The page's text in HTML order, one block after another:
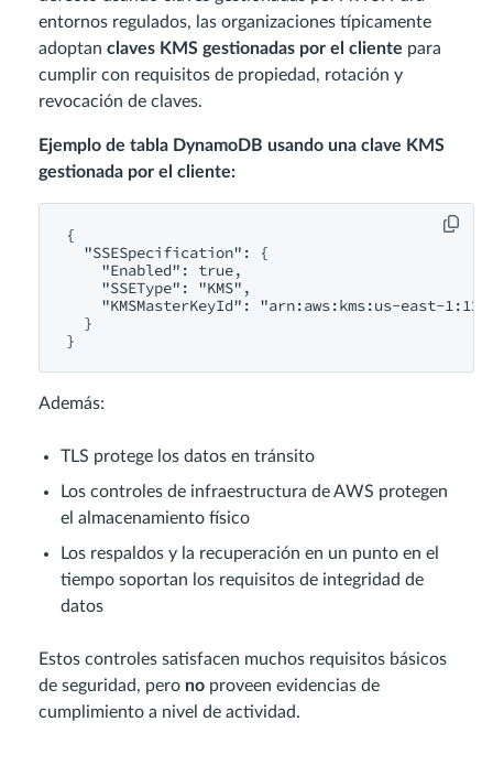
entornos regulados, las organizaciones típicamente
adoptan claves KMS gestionadas por el cliente para
cumplir con requisitos de propiedad, rotación y
revocación de claves.
Ejemplo de tabla DynamoDB usando una clave KMS
gestionada por el cliente:
{
  "SSESpecification": {
    "Enabled": true,
    "SSEType": "KMS",
"KMSMasterKeyId": "arn:aws:kms:us-east-
  }
Además:
TLS protege los datos en tránsito
Los controles de infraestructura de AWS protegen
el almacenamiento físico
Los respaldos y la recuperación en un punto en el
tiempo soportan los requisitos de integridad de
datos
Estos controles satisfacen muchos requisitos básicos
de seguridad, pero no proveen evidencias de
cumplimiento a nivel de actividad.